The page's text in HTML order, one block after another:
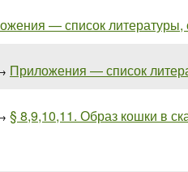
— список литературы,
Приложения — список
§ 8,9,10,11. Образ кошки в